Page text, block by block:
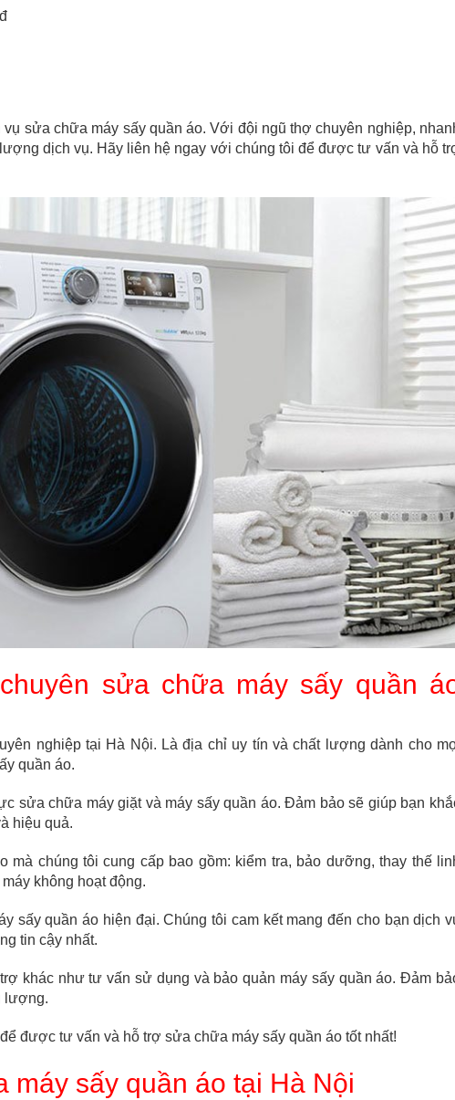
sửa chữa máy sấy quần áo. Với đội ngũ thợ chuyên nghiệp,
dịch vụ. Hãy liên hệ ngay với chúng tôi để được tư vấn và hỗ
sửa chữa máy sấy quần
nghiệp tại Hà Nội. Là địa chỉ uy tín và chất lượng dành cho
quần áo.
sửa chữa máy giặt và máy sấy quần áo. Đảm bảo sẽ giúp bạn
hiệu quả.
mà chúng tôi cung cấp bao gồm: kiểm tra, bảo dưỡng, thay thế
không hoạt động.
sấy quần áo hiện đại. Chúng tôi cam kết mang đến cho bạn dịch
tin cậy nhất.
khác như tư vấn sử dụng và bảo quản máy sấy quần áo. Đảm
lượng.
được tư vấn và hỗ trợ sửa chữa máy sấy quần áo tốt nhất!
máy sấy quần áo tại Hà Nội